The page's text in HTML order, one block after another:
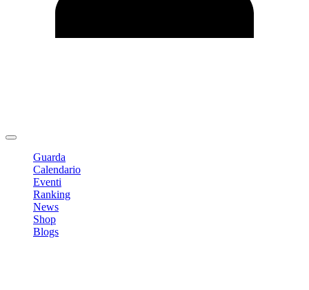
Guarda
Calendario
Eventi
Ranking
News
Shop
Blogs